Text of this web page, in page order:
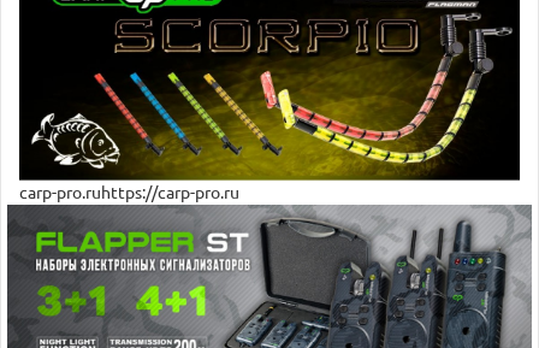
carp-pro.ruhttps://carp-pro.ru